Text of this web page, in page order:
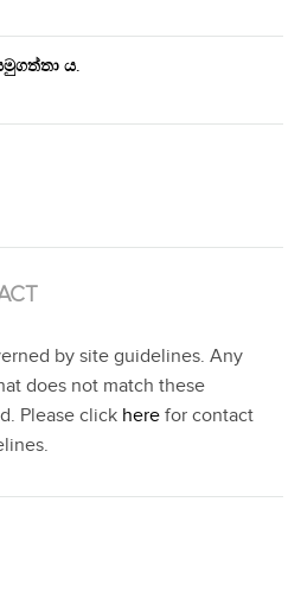
ය.
by site guidelines. Any
does not match these
Please click here for contact